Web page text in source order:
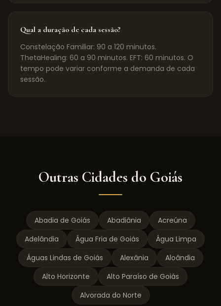
Qual a duração de cada sessão?
Constelação Familiar: 90 a 120 minutos.
ThetaHealing: 60 a 90 minutos. EFT: 60 minutos. O
tempo pode variar conforme a demanda de cada
sessão.
Outras Cidades do Goiás
Abadia de Goiás Abadiânia
Acreúna
Adelândia
Água Fria de Goiás
Água Limpa
Águas Lindas de Goiás
Alexânia
Aloândia
Alto Horizonte
Alto Paraíso de Goiás
Alvorada do Norte